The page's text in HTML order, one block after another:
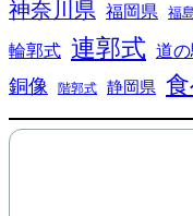
神奈川県 福岡県 福
輪郭式 連郭式 道
銅像 階郭式 静岡県